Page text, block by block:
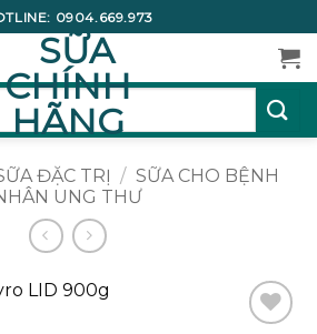
0904.669.973
ĐẶC TRỊ / SỮA CHO BỆNH
UNG THƯ